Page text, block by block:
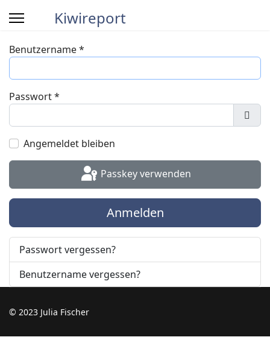
Kiwireport
Benutzername*
Passwort*
Angemeldet bleiben
Passkey verwenden
Anmelden
Passwort vergessen?
Benutzername vergessen?
© 2023 Julia Fischer